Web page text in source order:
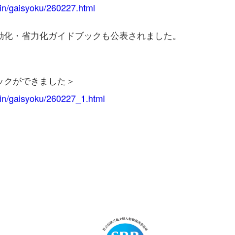
gaisyoku/260227.html
・省力化ガイドブックも公表されました。
ができました＞
gaisyoku/260227_1.html